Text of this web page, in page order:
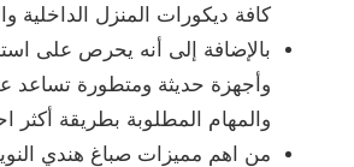
كافة ديكورات المنزل الداخلية
بالإضافة إلى أنه يحرص على
وأجهزة حديثة ومتطورة تساعد
والمهام المطلوبة بطريقة أكثر
من اهم مميزات صباغ هندي